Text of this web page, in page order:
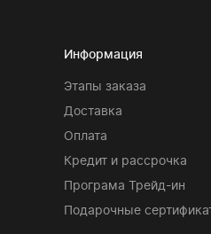
Информация
Этапы заказа
Доставка
Оплата
Кредит и рассрочка
Програма Трейд-ин
Подарочные